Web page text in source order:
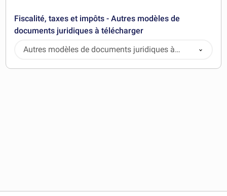
Fiscalité, taxes et impôts - Autres modèles de
documents juridiques à télécharger
Autres modèles de documents juridiques à
télécharger